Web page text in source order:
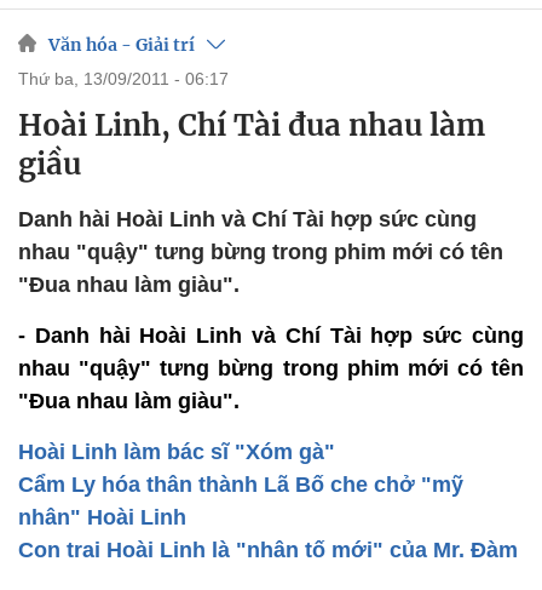
Văn hóa - Giải trí
thứ ba, 13/09/2011 - 06:17
Hoài Linh, Chí Tài đua nhau làm
giầu
Danh hài Hoài Linh và Chí Tài hợp sức cùng
nhau "quậy" tưng bừng trong phim mới có tên
"Đua nhau làm giàu".
- Danh hài Hoài Linh và Chí Tài hợp sức cùng
nhau "quậy" tưng bừng trong phim mới có tên
"Đua nhau làm giàu".
Hoài Linh làm bác sĩ "Xóm gà"
Cẩm Ly hóa thân thành Lã Bố che chở "mỹ
nhân" Hoài Linh
Con trai Hoài Linh là "nhân tố mới" của Mr. Đàm